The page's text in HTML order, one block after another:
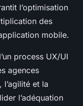
l’optimisation
des
mobile.
process UX/UI
agences
et la
l’adéquation